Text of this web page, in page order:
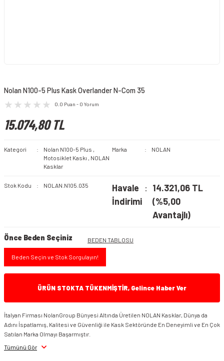
Nolan N100-5 Plus Kask Overlander N-Com 35
0.0 Puan - 0 Yorum
15.074,80 TL
Kategori Nolan N100-5 Plus ,
Motosiklet Kaskı , NOLAN
Kasklar
Marka NOLAN
Stok Kodu NOLAN.N105.035
Havale
İndirimi
14.321,06 TL
(%5,00
Avantajlı)
Önce Beden Seçiniz BEDEN TABLOSU
Beden Seçin ve Stok Sorgulayın!
ÜRÜN STOKTA TÜKENMİŞTİR, Gelince Haber Ver
İtalyan Firması NolanGroup Bünyesi Altında Üretilen NOLAN Kasklar, Dünya da
Adını İspatlamış, Kalitesi ve Güvenliği ile Kask Sektöründe En Deneyimli ve En Çok
Satılan Marka Olmayı Başarmıştır.
Tümünü Gör